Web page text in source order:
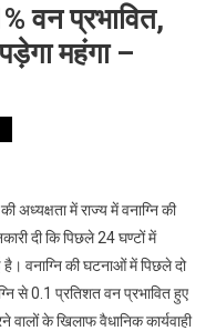
वन प्रभावित,
महंगा –
अध्यक्षता में राज्य में वनाग्नि की
दी कि पिछले 24 घण्टों में
है। वनाग्नि की घटनाओं में पिछले दो
से 0.1 प्रतिशत वन प्रभावित हुए
के खिलाफ वैधानिक कार्यवाही